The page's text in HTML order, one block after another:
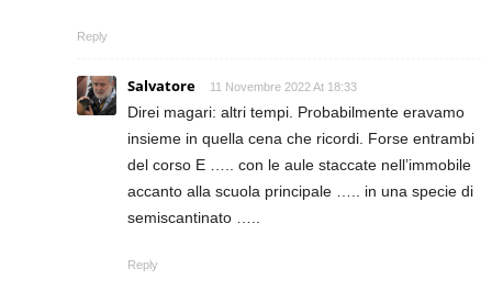
Reply
Salvatore 11 Novembre 2022 At 18:33
Direi magari: altri tempi. Probabilmente eravamo
insieme in quella cena che ricordi. Forse entrambi
del corso E ….. con le aule staccate nell’immobile
accanto alla scuola principale ….. in una specie di
semiscantinato …..
Reply